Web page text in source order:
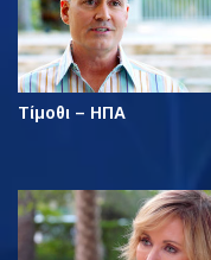
Τίμοθι – ΗΠΑ